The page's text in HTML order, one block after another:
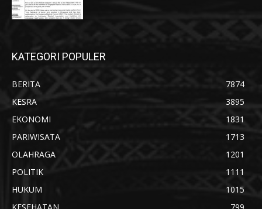
KATEGORI POPULER
BERITA
7874
KESRA
3895
EKONOMI
1831
PARIWISATA
1713
OLAHRAGA
1201
POLITIK
1111
HUKUM
1015